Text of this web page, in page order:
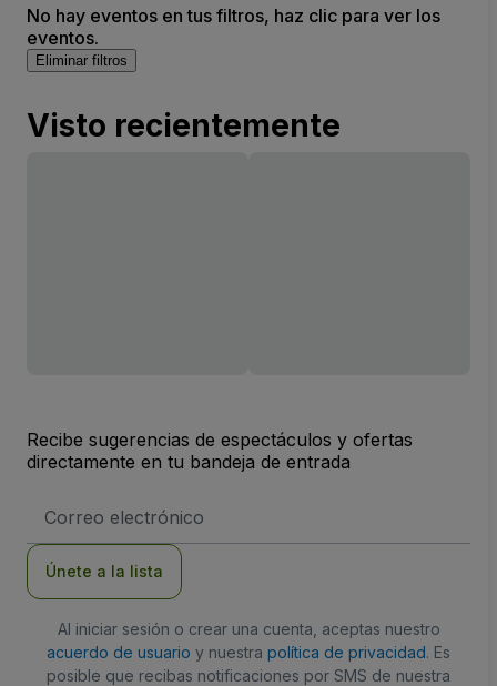
No hay eventos en tus filtros, haz clic para ver los
eventos.
Eliminar filtros
Visto recientemente
Recibe sugerencias de espectáculos y ofertas
directamente en tu bandeja de entrada
de
Únete a la lista
Al iniciar sesión o crear una cuenta, aceptas nuestro
acuerdo de usuario y nuestra política de privacidad. Es
posible que recibas notificaciones por SMS de nuestra